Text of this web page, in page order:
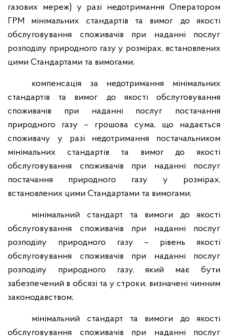
газових мереж) у разі недотримання Оператором
ГРМ мінімальних стандартів та вимог до якості
обслуговування споживачів при наданні послуг
розподілу природного газу у розмірах, встановлених
цими Стандартами та вимогами;
компенсація за недотримання мінімальних
стандартів та вимог до якості обслуговування
споживачів при наданні послуг постачання
природного газу – грошова сума, що надається
споживачу у разі недотримання постачальником
мінімальних стандартів та вимог до якості
обслуговування споживачів при наданні послуг
постачання природного газу у розмірах,
встановлених цими Стандартами та вимогами;
мінімальний стандарт та вимоги до якості
обслуговування споживачів при наданні послуг
розподілу природного газу – рівень якості
обслуговування споживачів при наданні послуг
розподілу природного газу, який має бути
забезпечений в обсязі та у строки, визначені чинним
законодавством;
мінімальний стандарт та вимоги до якості
обслуговування споживачів при наданні послуг